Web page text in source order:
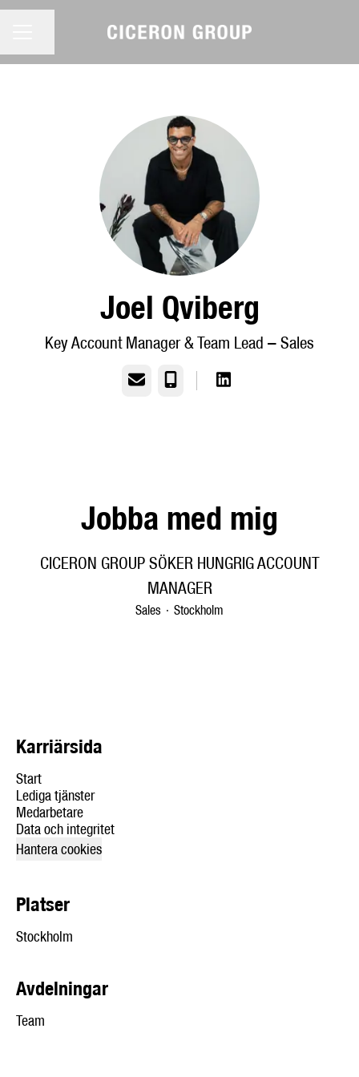
Joel Qviberg
Key Account Manager & Team Lead – Sales
E-post Telefon
Jobba med mig
CICERON GROUP SÖKER HUNGRIG ACCOUNT
MANAGER
Sales · Stockholm
Karriärsida
Start
Lediga tjänster
Medarbetare
Data och integritet
Hantera cookies
Platser
Stockholm
Avdelningar
Team